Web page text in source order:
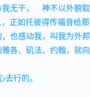
无干，　神不以外貌
正如托彼得传福音给那
也感动我，叫我为外邦
各、矶法、约翰，就
行的。